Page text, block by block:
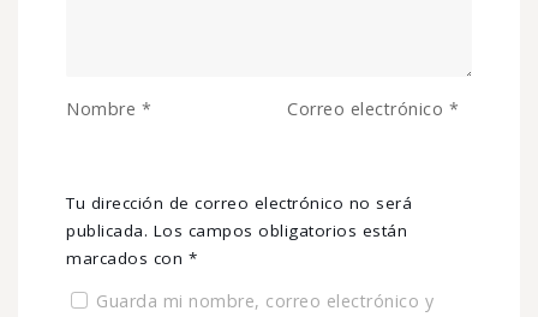
Tu dirección de correo electrónico no será
publicada. Los campos obligatorios están
marcados con *
Nombre * Correo electrónico *
Guarda mi nombre, correo electrónico y